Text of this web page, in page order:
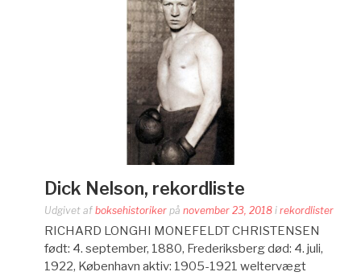
Dick Nelson, rekordliste
Udgivet af boksehistoriker på november 23, 2018 i rekordlister
RICHARD LONGHI MONEFELDT CHRISTENSEN
født: 4. september, 1880, Frederiksberg død: 4. juli,
1922, København aktiv: 1905-1921 weltervægt